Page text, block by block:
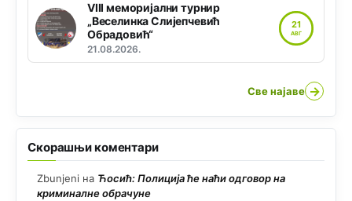
VIII меморијални турнир
„Веселинка Слијепчевић
Обрадовић“
21.08.2026.
21
АВГ
Све најаве →
Скорашњи коментари
Zbunjeni на Ћосић: Полиција ће наћи одговор на
криминалне обрачуне